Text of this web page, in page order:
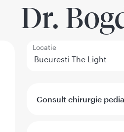
Dr.
Locatie
Consult chirurgie